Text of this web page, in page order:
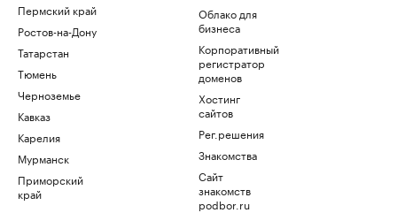
Пермский край
Ростов-на-Дону
Татарстан
Тюмень
Черноземье
Кавказ
Карелия
Мурманск
Приморский
край
Облако для
бизнеса
Корпоративный
регистратор
доменов
Хостинг
сайтов
Рег.решения
Знакомства
Сайт
знакомств
podbor.ru